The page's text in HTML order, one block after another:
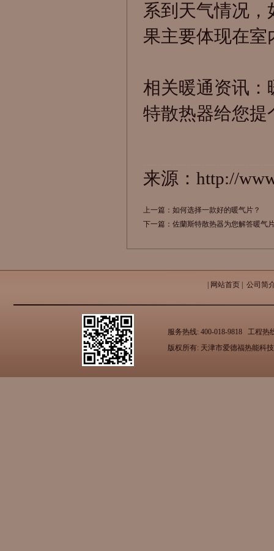
系到天气情况
果主要体现在
相关暖通资讯：
特散热器给您提
来源：http://
上一篇： 如何选择一款好的暖气片？
下一篇： 佐蘭斯特散热器为您解答暖气
网站首页 公司简
服务热线: 400-018-9818 工程热
版权所有: 天津市爱德福热能科